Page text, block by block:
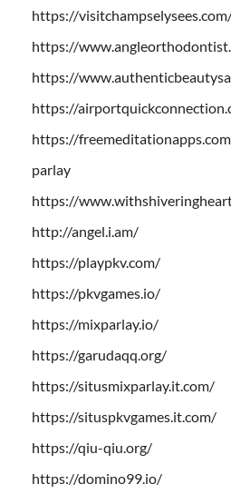
https://
https://
https://
https://
https://
parlay
https://
http://angel.i.am/
https://playpkv.com/
https://pkvgames.io/
https://mixparlay.io/
https://garudaqq.org/
https://situsmixparlay.it.com/
https://situspkvgames.it.com/
https://qiu-qiu.org/
https://domino99.io/